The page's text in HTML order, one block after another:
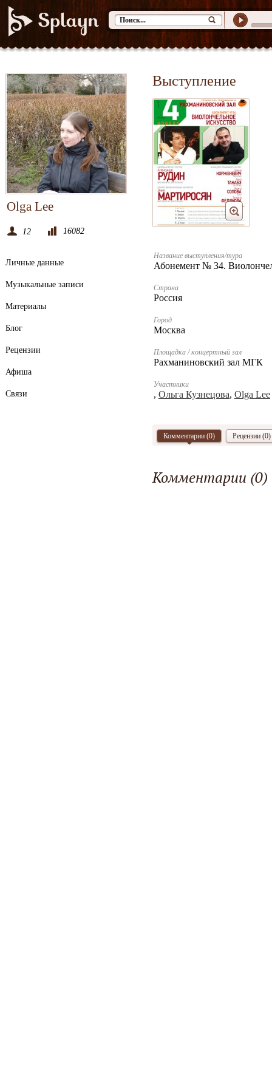
Olga Lee
12 16082
Личные данные
Музыкальные записи
Материалы
Блог
Рецензии
Афиша
Связи
Выступление
Название выступления/тура
Абонемент № 34.
Страна
Россия
Город
Москва
Площадка / концертный зал
Рахманиновский зал МГК
Участники
, Ольга Кузнецова, Olga Lee
Комментарии (0) Рецензии (0)
Комментарии (0)